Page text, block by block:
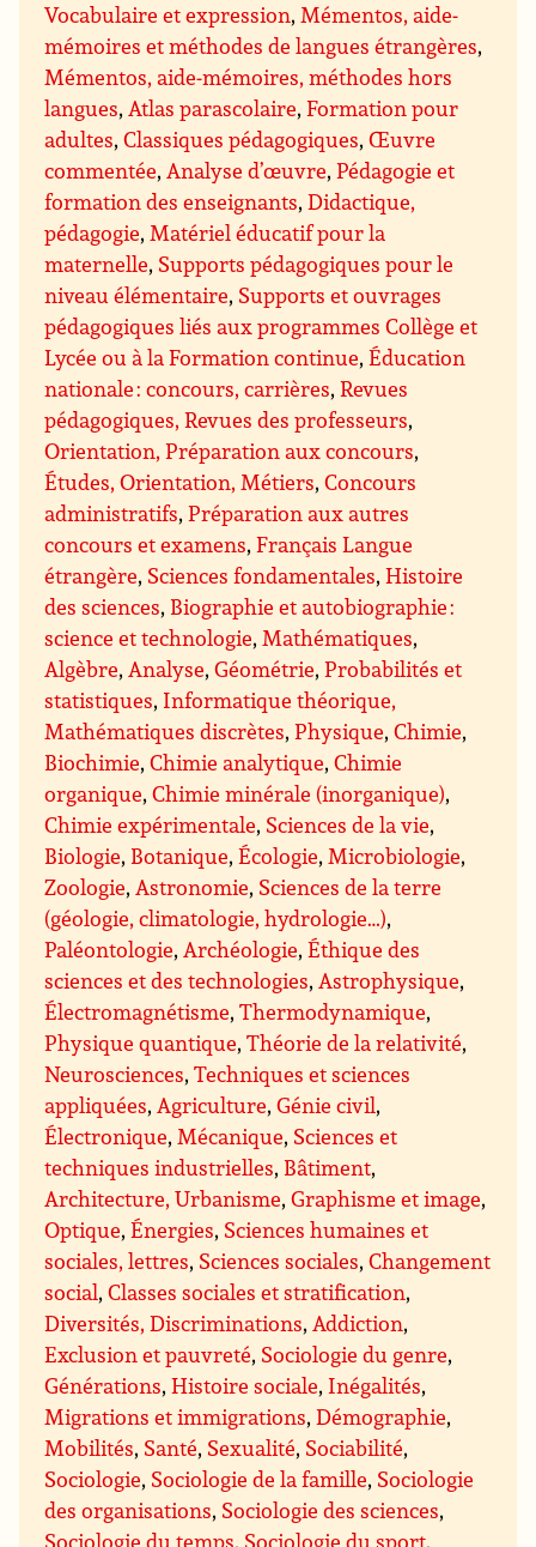
Vocabulaire et expression, Mémentos, aide-
mémoires et méthodes de langues étrangères,
Mémentos, aide-mémoires, méthodes hors
langues, Atlas parascolaire,Formation pour
adultes,Classiques pédagogiques,Œuvre
commentée, Analyse d’œuvre,Pédagogie et
formation des enseignants,Didactique,
pédagogie, Matériel éducatif pour la
maternelle, Supports pédagogiques pour le
niveau élémentaire, Supports et ouvrages
pédagogiques liés aux programmes Collège et
Lycée ou à la Formation continue,Éducation
nationale : concours, carrières,Revues
pédagogiques, Revues des professeurs,
Orientation, Préparation aux concours,
Études, Orientation, Métiers,Concours
administratifs,Préparation aux autres
concours et examens,Français Langue
étrangère, Sciences fondamentales,Histoire
des sciences, Biographie et autobiographie :
science et technologie, Mathématiques,
Algèbre, Analyse,Géométrie,Probabilités et
statistiques, Informatique théorique,
Mathématiques discrètes,Physique,Chimie,
Biochimie,Chimie analytique,Chimie
organique,Chimie minérale (inorganique),
Chimie expérimentale, Sciences de la vie,
Biologie, Botanique,Écologie, Microbiologie,
Zoologie, Astronomie, Sciences de la terre
(géologie, climatologie, hydrologie…),
Paléontologie, Archéologie,Éthique des
sciences et des technologies, Astrophysique,
Électromagnétisme,Thermodynamique,
Physique quantique,Théorie de la relativité,
Neurosciences,Techniques et sciences
appliquées, Agriculture,Génie civil,
Électronique, Mécanique, Sciences et
techniques industrielles, Bâtiment,
Architecture, Urbanisme,Graphisme et image,
Optique,Énergies, Sciences humaines et
sociales, lettres, Sciences sociales,Changement
social,Classes sociales et stratification,
Diversités, Discriminations, Addiction,
Exclusion et pauvreté, Sociologie du genre,
Générations,Histoire sociale, Inégalités,
Migrations et immigrations,Démographie,
Mobilités, Santé, Sexualité, Sociabilité,
Sociologie, Sociologie de la famille, Sociologie
des organisations, Sociologie des sciences,
Sociologie du temps, Sociologie du sport,